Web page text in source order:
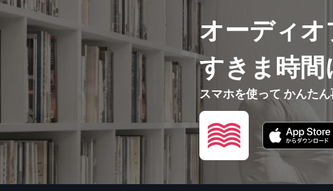
オーディ
すきま時間
スマホを使って かんた